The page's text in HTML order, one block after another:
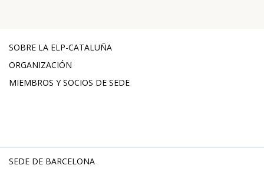
SOBRE LA ELP-CATALUÑA
ORGANIZACIÓN
MIEMBROS Y SOCIOS DE SEDE
SEDE DE BARCELONA